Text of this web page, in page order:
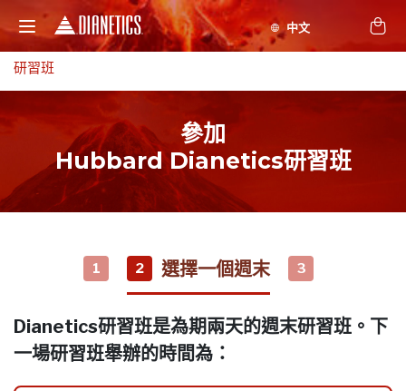
研習班
參加
Hubbard Dianetics研習班
1 2 選擇一個週末 3
Dianetics研習班是為期兩天的週末研習班。下
一場研習班舉辦的時間為：